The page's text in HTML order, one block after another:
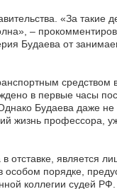
«За такие
–
Будаева от
средством
в первые часы
Будаева даже
жизнь профессора,
отставке, является
порядке,
коллегии судей РФ.